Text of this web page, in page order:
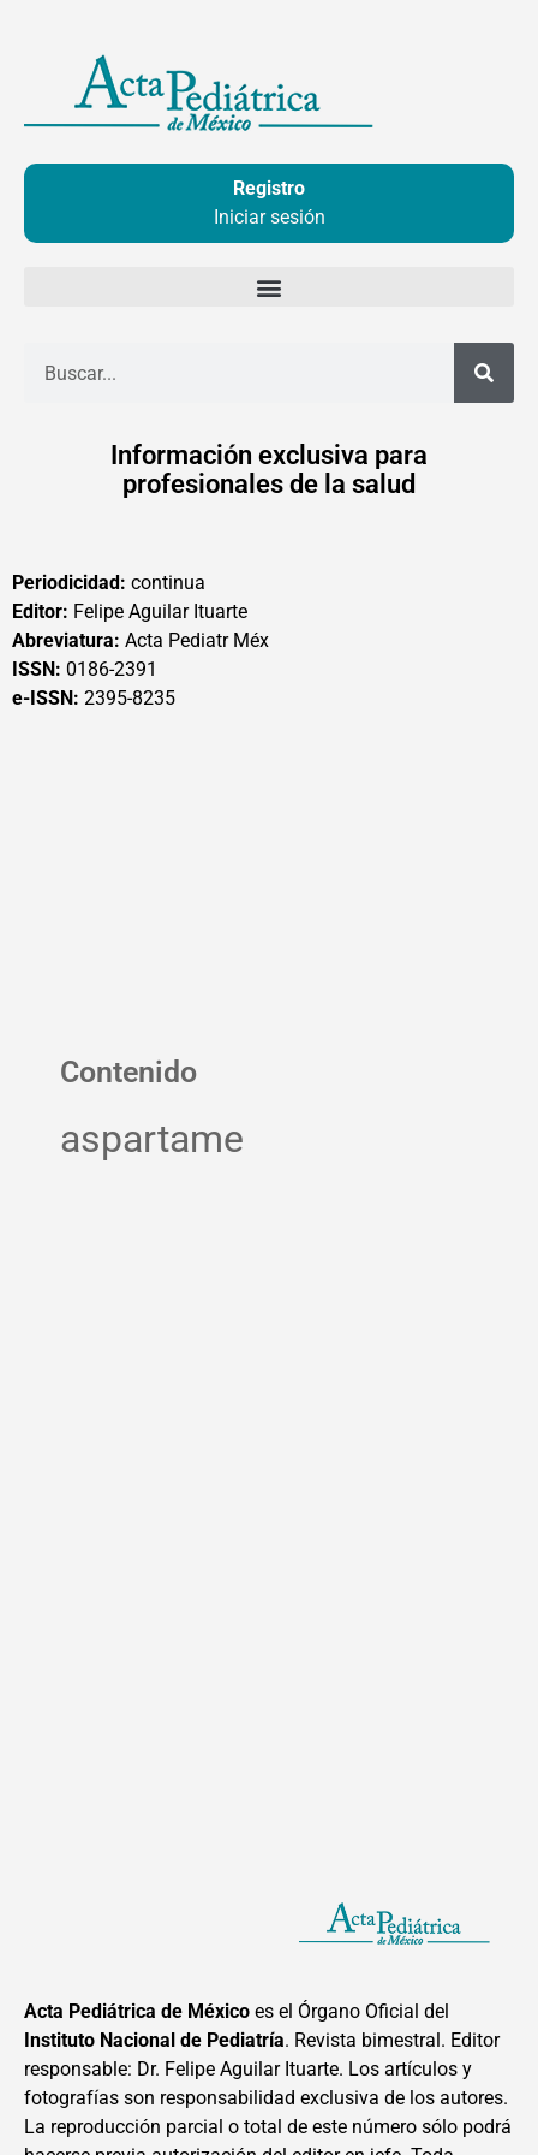
contenido
Registro
Iniciar sesión
Información exclusiva para
profesionales de la salud
Periodicidad: continua
Editor: Felipe Aguilar Ituarte
Abreviatura: Acta Pediatr Méx
ISSN: 0186-2391
e-ISSN: 2395-8235
Contenido
aspartame
Acta Pediátrica de México es el Órgano Oficial del
Instituto Nacional de Pediatría. Revista bimestral. Editor
responsable: Dr. Felipe Aguilar Ituarte. Los artículos y
fotografías son responsabilidad exclusiva de los autores.
La reproducción parcial o total de este número sólo podrá